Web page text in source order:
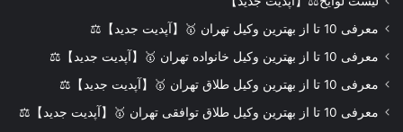
معرفی 10 تا از بهترین وکیل تهران 🥇【آپدیت جدید】⚖️
معرفی 10 تا از بهترین وکیل خانواده تهران 🥇【آپدیت جدید】⚖️
معرفی 10 تا از بهترین وکیل طلاق تهران 🥇【آپدیت جدید】⚖️
معرفی 10 تا از بهترین وکیل طلاق توافقی تهران 🥇【آپدیت جدید】⚖️